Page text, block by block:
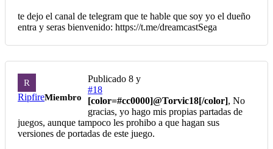
te dejo el canal de telegram que te hable que soy yo el dueño
entra y seras bienvenido: https://t.me/dreamcastSega
R
RipfireMiembro
Publicado 8 y
#18
[color=#cc0000]@Torvic18[/color], No
gracias, yo hago mis propias partadas de
juegos, aunque tampoco les prohibo a que hagan sus
versiones de portadas de este juego.